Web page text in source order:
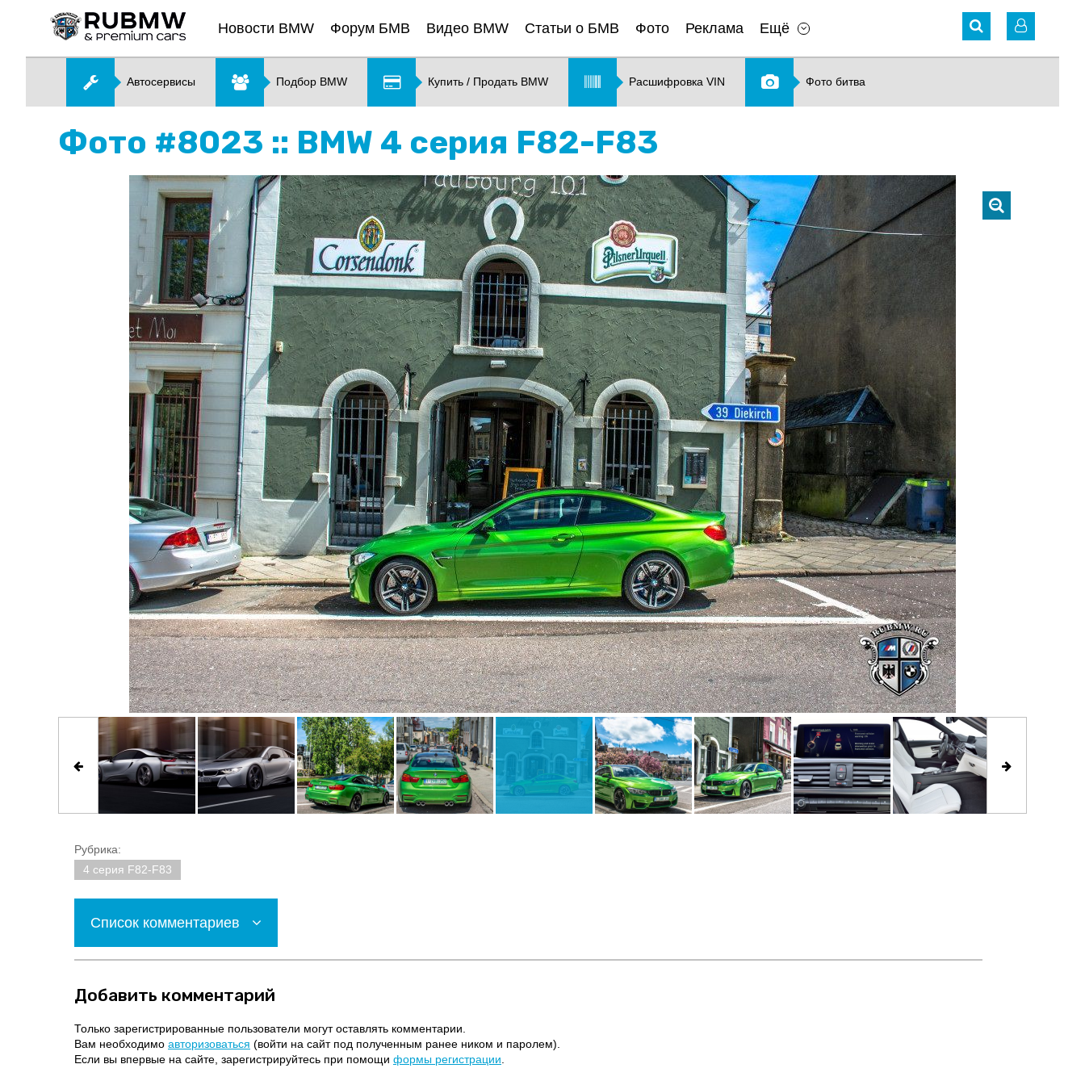
Новости BMW Форум БМВ Видео BMW Статьи о БМВ Фото Реклама Ещё
Автосервисы Подбор BMW Купить / Продать BMW Расшифровка VIN Фото битва
Фото #8023 :: BMW 4 серия F82-F83
Рубрика:
4 серия F82-F83
Список комментариев
Добавить комментарий
Только зарегистрированные пользователи могут оставлять комментарии.
Вам необходимо авторизоваться (войти на сайт под полученным ранее ником и паролем).
Если вы впервые на сайте, зарегистрируйтесь при помощи формы регистрации